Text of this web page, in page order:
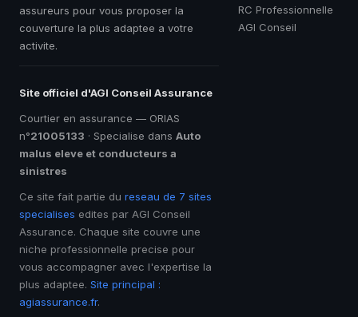
assureurs pour vous proposer la
couverture la plus adaptee a votre
activite.
Site officiel d'AGI Conseil Assurance
Courtier en assurance — ORIAS
n°21005133 · Specialise dans Auto
malus eleve et conducteurs a
sinistres
Ce site fait partie du reseau de 7 sites
specialises edites par AGI Conseil
Assurance. Chaque site couvre une
niche professionnelle precise pour
vous accompagner avec l'expertise la
plus adaptee. Site principal :
agiassurance.fr.
RC Professionnelle
AGI Conseil